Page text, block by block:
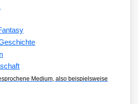
Medium, also beispielsweise